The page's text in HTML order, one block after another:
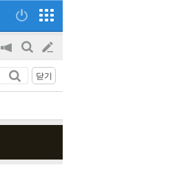
공
지
on/off
검
글
쓰
닫기